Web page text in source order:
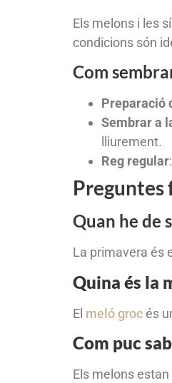
Els melons i les
condicions són
Com
Preparació
Sembrar a
lliurement.
Reg regular
Preguntes
Quan he de
La primavera és
Quina és la
El meló groc és
Com puc
Els melons